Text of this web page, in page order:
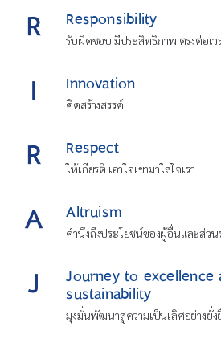
Responsibility
รับผิดชอบ มีประสิทธิภาพ ตรงต่อเว
Innovation
คิดสร้างสรรค์
Respect
ให้เกียรติ เอาใจเขามาใส่ใจเรา
Altruism
คำนึงถึงประโยชน์ของผู้อื่นและส่วน
Journey to excellence
sustainability
มุ่งมั่นพัฒนาสู่ความเป็นเลิศอย่างยั่ง